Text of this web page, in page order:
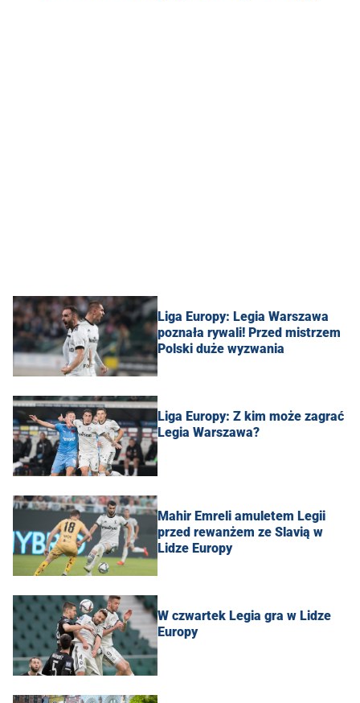
Liga Europy: Legia Warszawa
poznała rywali! Przed mistrzem
Polski duże wyzwania
Liga Europy: Z kim może zagrać
Legia Warszawa?
Mahir Emreli amuletem Legii
przed rewanżem ze Slavią w
Lidze Europy
W czwartek Legia gra w Lidze
Europy